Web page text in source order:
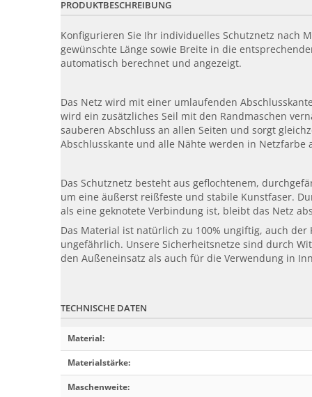
PRODUKTBESCHREIBUNG
Konfigurieren Sie Ihr individuelles Schutznetz nach
gewünschte Länge sowie Breite in die
automatisch berechnet und angezeigt.
Das Netz wird mit einer umlaufenden
wird ein zusätzliches Seil mit den Randmaschen
sauberen Abschluss an allen Seiten und sorgt
Abschlusskante und alle Nähte werden in Netzfarbe
Das Schutznetz besteht aus geflochtenem,
um eine äußerst reißfeste und stabile Kunstfaser.
als eine geknotete Verbindung ist, bleibt das Netz
Das Material ist natürlich zu 100% ungiftig, auch
ungefährlich. Unsere Sicherheitsnetze sind durch
den Außeneinsatz als auch für die Verwendung in
TECHNISCHE DATEN
Material:
Materialstärke:
Maschenweite: